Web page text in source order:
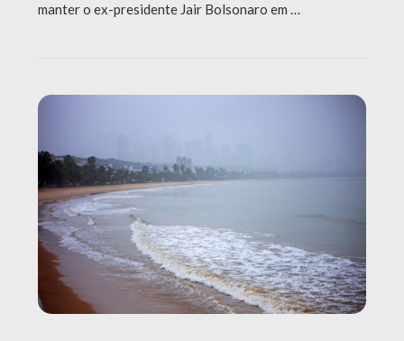
manter o ex-presidente Jair Bolsonaro em …